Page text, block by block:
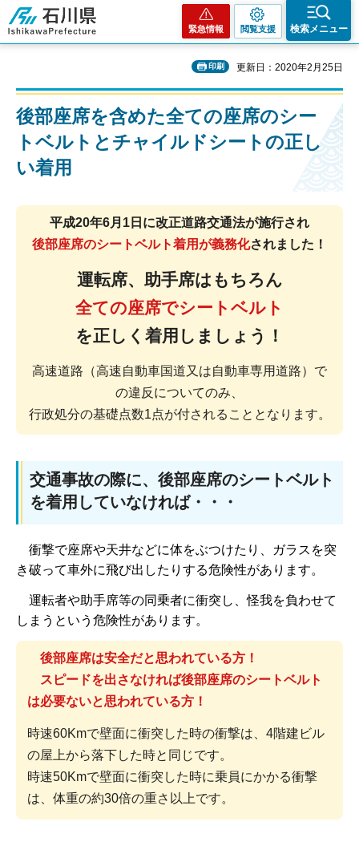
石川県
緊急情報 閲覧支援 検索メニュー
印刷 更新日：2020年2月25日
後部座席を含めた全ての座席のシー
トベルトとチャイルドシートの正し
い着用
平成20年6月1日に改正道路交通法が施行され
後部座席のシートベルト着用が義務化されました！
運転席、助手席はもちろん
全ての座席でシートベルト
を正しく着用しましょう！
高速道路（高速自動車国道又は自動車専用道路）で
の違反についてのみ、
行政処分の基礎点数1点が付されることとなります。
交通事故の際に、後部座席のシートベルト
を着用していなければ・・・
衝撃で座席や天井などに体をぶつけたり、ガラスを突
き破って車外に飛び出したりする危険性があります。
運転者や助手席等の同乗者に衝突し、怪我を負わせて
しまうという危険性があります。
後部座席は安全だと思われている方！
ス ピードを出さなければ後部座席のシートベルト
は必要ないと思われている方！
時速60Kmで壁面に衝突した時の衝撃は、4階建ビル
の屋上から落下した時と同じです。
時速50Kmで壁面に衝突した時に乗員にかかる衝撃
は、体重の約30倍の重さ以上です。